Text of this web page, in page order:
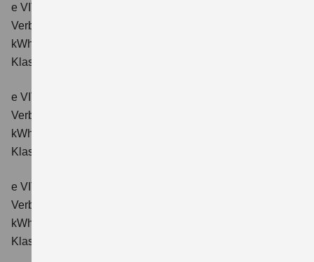
e VITARA eAxle Comfort (61 kWh-Batterie)
Verbrauchswerte: Energieverbrauch kombiniert: 15,1
kWh/100km; CO₂-Emissionen kombiniert: 0 g/km; CO₂-
Klasse: A.
e VITARA eAxle ALLGRIP-e Comfort (61 kWh-Batterie)
Verbrauchswerte: Energieverbrauch kombiniert: 16,6
kWh/100km; CO₂-Emissionen kombiniert: 0 g/km; CO₂-
Klasse: A.
e VITARA eAxle Comfort+ (61 kWh-Batterie)
Verbrauchswerte: Energieverbrauch kombiniert: 15,1
kWh/100km; CO₂-Emissionen kombiniert: 0 g/km; CO₂-
Klasse: A.